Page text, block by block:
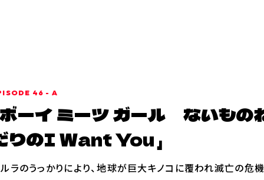
46 - A
ボーイ ミーツ ガール ないもの
りのI Want You
ラのうっかりにより、地球が巨大キノコに覆われ滅亡の危機